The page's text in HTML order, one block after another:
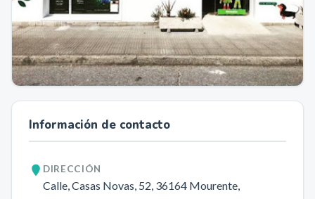
Información de contacto
DIRECCIÓN
Calle, Casas Novas, 52, 36164 Mourente,